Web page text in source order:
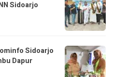
Sidoarjo
Sidoarjo
Dapur